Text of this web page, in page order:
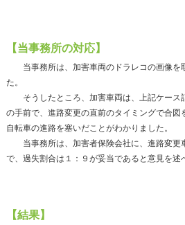
【当事務所の対応】
当事務所は、加害車両のドラレコの画像を
た。
そうしたところ、加害車両は、上記ケース
の手前で、進路変更の直前のタイミングで合
自転車の進路を塞いだことがわかりました。
当事務所は、加害者保険会社に、進路変更
で、過失割合は１：９が妥当であると意見を述
【結果】